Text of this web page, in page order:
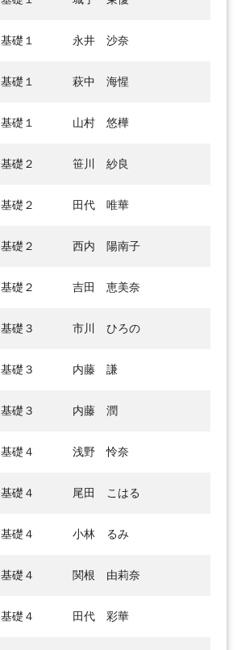
基礎１ 永井 沙奈
基礎１ 萩中 海惺
基礎１ 山村 悠樺
基礎２ 笹川 紗良
基礎２ 田代 唯華
基礎２ 西内 陽南子
基礎２ 吉田 恵美奈
基礎３ 市川 ひろの
基礎３ 内藤 謙
基礎３ 内藤 潤
基礎４ 浅野 怜奈
基礎４ 尾田 こはる
基礎４ 小林 るみ
基礎４ 関根 由莉奈
基礎４ 田代 彩華